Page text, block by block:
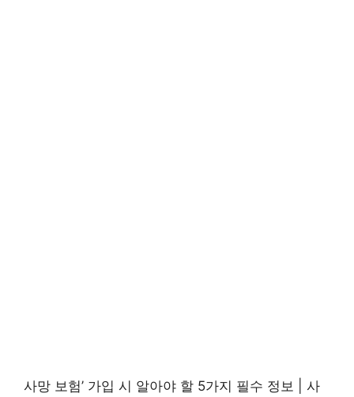
사망 보험’ 가입 시 알아야 할 5가지 필수 정보 | 사